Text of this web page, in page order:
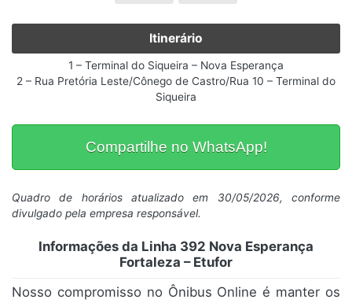
Itinerário
1 – Terminal do Siqueira – Nova Esperança
2 – Rua Pretória Leste/Cônego de Castro/Rua 10 – Terminal do
Siqueira
Compartilhe no WhatsApp!
Quadro de horários atualizado em 30/05/2026, conforme
divulgado pela empresa responsável.
Informações da Linha 392 Nova Esperança
Fortaleza – Etufor
Nosso compromisso no Ônibus Online é manter os